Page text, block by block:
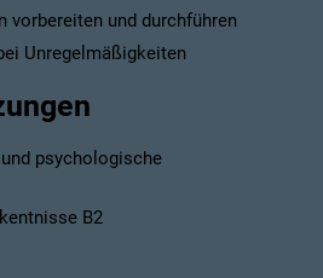
vorbereiten und durchführen
Unregelmäßigkeiten
psychologische
B2